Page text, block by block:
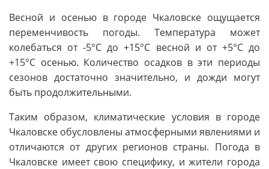
Весной и осенью в городе Чкаловске ощущается
переменчивость погоды. Температура может
колебаться от -5°C до +15°C весной и от +5°C до
+15°C осенью. Количество осадков в эти периоды
сезонов достаточно значительно, и дожди могут
быть продолжительными.
Таким образом, климатические условия в городе
Чкаловске обусловлены атмосферными явлениями и
отличаются от других регионов страны. Погода в
Чкаловске имеет свою специфику, и жители города